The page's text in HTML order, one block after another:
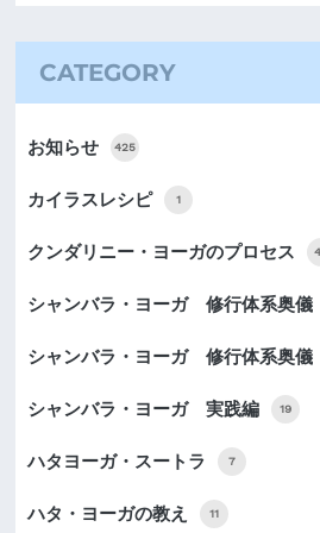
CATEGORY
お知らせ 425
カイラスレシピ 1
クンダリニー・ヨーガのプロセス
シャンバラ・ヨーガ 修行体系奥
シャンバラ・ヨーガ 修行体系奥
シャンバラ・ヨーガ 実践編 19
ハタヨーガ・スートラ 7
ハタ・ヨーガの教え 11